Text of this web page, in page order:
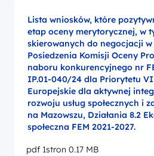
Lista wniosków, które
etap oceny merytorycznej, w
skierowanych do negocjacji
Posiedzenia Komisji Oceny
naboru konkurencyjnego nr
IP.01-040/24 dla Priorytetu
Europejskie dla aktywnej
rozwoju usług społecznych i
na Mazowszu, Działania 8.2
społeczna FEM 2021-2027.
pdf 1stron 0.17 MB